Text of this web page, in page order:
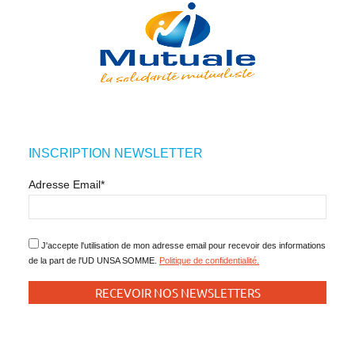
INSCRIPTION NEWSLETTER
Adresse Email*
J'accepte l'utilisation de mon adresse email pour recevoir des informations
de la part de l'UD UNSA SOMME.
Politique de confidentialité.